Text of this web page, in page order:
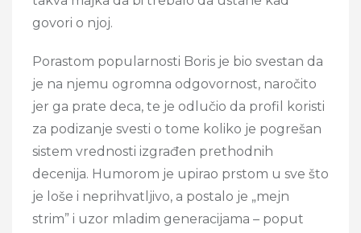
govori o njoj.
Porastom popularnosti Boris je bio svestan da
je na njemu ogromna odgovornost, naročito
jer ga prate deca, te je odlučio da profil koristi
za podizanje svesti o tome koliko je pogrešan
sistem vrednosti izgrađen prethodnih
decenija. Humorom je upirao prstom u sve što
je loše i neprihvatljivo, a postalo je „mejn
strim” i uzor mladim generacijama – poput